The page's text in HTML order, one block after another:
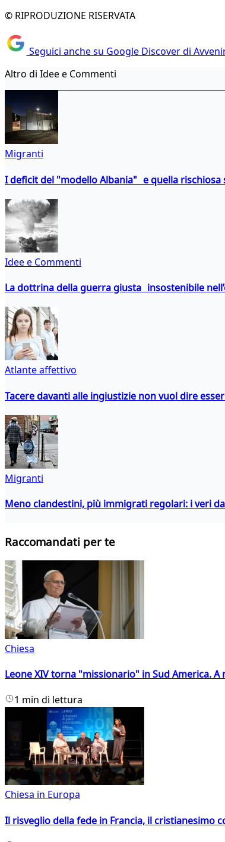
© RIPRODUZIONE RISERVATA
Seguici anche su Google Discover di
Altro di Idee e Commenti
Migranti
I deficit del "modello Albania" e quella rischiosa
Idee e Commenti
La dottrina della guerra giusta insostenibile
Atlante affettivo
Tacere davanti alle ingiustizie non vuol dire
Migranti
Meno clandestini, più immigrati regolari: i veri
Raccomandati per te
Chiesa
Leone XIV torna "missionario" in Sud America.
1 min di lettura
Chiesa in Europa
Il risveglio della fede in Francia, il cristianesimo